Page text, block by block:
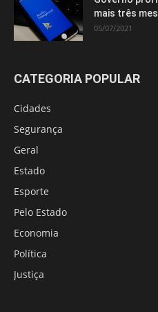
mais três
05/07/2021
CATEGORIA POPULAR
Cidades
Segurança
Geral
Estado
Esporte
Pelo Estado
Economia
Política
Justiça